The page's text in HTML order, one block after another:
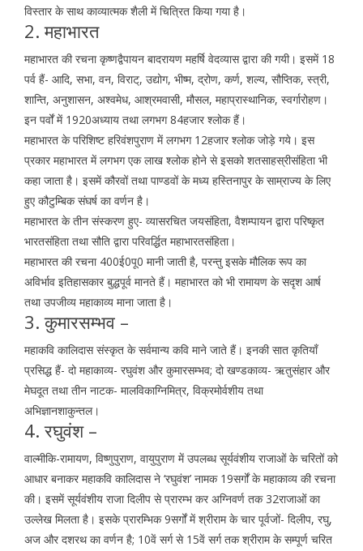
विस्तार के साथ काव्यात्मक शैली में चित्रित किया गया है।
2. महाभारत
महाभारत की रचना कृष्णद्वैपायन बादरायण महर्षि वेदव्यास द्वारा की गयी। इसमें 18
पर्व हैं- आदि, सभा, वन, विराट्, उद्योग, भीष्म, द्रोण, कर्ण, शल्य, सौप्तिक, स्त्री,
शान्ति, अनुशासन, अश्वमेध, आश्रमवासी, मौसल, महाप्रास्थानिक, स्वर्गारोहण।
इन पर्वों में 1920अध्याय तथा लगभग 84हजार श्लोक हैं।
महाभारत के परिशिष्ट हरिवंशपुराण में लगभग 12हजार श्लोक जोड़े गये। इस
प्रकार महाभारत में लगभग एक लाख श्लोक होने से इसको शतसाहस्रीसंहिता भी
कहा जाता है। इसमें कौरवों तथा पाण्डवों के मध्य हस्तिनापुर के साम्राज्य के लिए
हुए कौटुम्बिक संघर्ष का वर्णन है।
महाभारत के तीन संस्करण हुए- व्यासरचित जयसंहिता, वैशम्पायन द्वारा परिष्कृत
भारतसंहिता तथा सौति द्वारा परिवर्द्धित महाभारतसंहिता।
महाभारत की रचना 400ई0पू0 मानी जाती है, परन्तु इसके मौलिक रूप का
अविर्भाव इतिहासकार बुद्धपूर्व मानते हैं। महाभारत को भी रामायण के सदृश आर्ष
तथा उपजीव्य महाकाव्य माना जाता है।
3. कुमारसम्भव –
महाकवि कालिदास संस्कृत के सर्वमान्य कवि माने जाते हैं। इनकी सात कृतियाँ
प्रसिद्ध हैं- दो महाकाव्य- रघुवंश और कुमारसम्भव; दो खण्डकाव्य- ऋतुसंहार और
मेघदूत तथा तीन नाटक- मालविकाग्निमित्र, विक्रमोर्वशीय तथा
अभिज्ञानशाकुन्तल।
4. रघुवंश –
वाल्मीकि-रामायण, विष्णुपुराण, वायुपुराण में उपलब्ध सूर्यवंशीय राजाओं के चरितों को
आधार बनाकर महाकवि कालिदास ने ‘रघुवंश’ नामक 19सर्गों के महाकाव्य की रचना
की। इसमें सूर्यवंशीय राजा दिलीप से प्रारम्भ कर अग्निवर्ण तक 32राजाओं का
उल्लेख मिलता है। इसके प्रारम्भिक 9सर्गों में श्रीराम के चार पूर्वजों- दिलीप, रघु,
अज और दशरथ का वर्णन है; 10वें सर्ग से 15वें सर्ग तक श्रीराम के सम्पूर्ण चरित